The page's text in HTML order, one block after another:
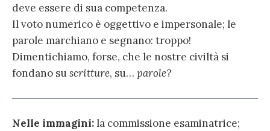
deve essere di sua competenza.
Il voto numerico è oggettivo e impersonale; le
parole marchiano e segnano: troppo!
Dimentichiamo, forse, che le nostre civiltà si
fondano suscritture, su… parole?
Nelle immagini:la commissione esaminatrice;